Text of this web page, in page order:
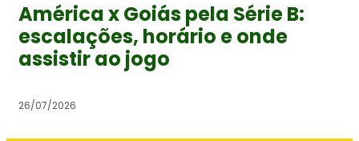
América x Goiás pela Série B:
escalações, horário e onde
assistir ao jogo
26/07/2026